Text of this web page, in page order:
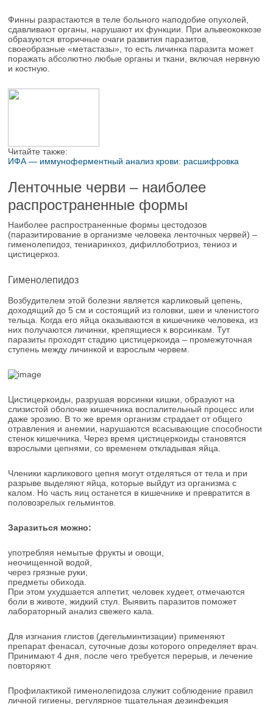
Финны разрастаются в теле больного наподобие опухолей,
сдавливают органы, нарушают их функции. При альвеококкозе
образуются вторичные очаги развития паразитов,
своеобразные «метастазы», то есть личинка паразита может
поражать абсолютно любые органы и ткани, включая нервную
и костную.
Читайте также:
ИФА — иммуноферментный анализ крови: расшифровка
Ленточные черви – наиболее
распространенные формы
Наиболее распространенные формы цестодозов
(паразитирование в организме человека ленточных червей) –
гименолепидоз, тениаринхоз, дифиллоботриоз, тениоз и
цистицеркоз.
Гименолепидоз
Возбудителем этой болезни является карликовый цепень,
доходящий до 5 см и состоящий из головки, шеи и членистого
тельца. Когда его яйца оказываются в кишечнике человека, из
них получаются личинки, крепящиеся к ворсинкам. Тут
паразиты проходят стадию цистицеркоида – промежуточная
ступень между личинкой и взрослым червем.
Цистицеркоиды, разрушая ворсинки кишки, образуют на
слизистой оболочке кишечника воспалительный процесс или
даже эрозию. В то же время организм страдает от общего
отравления и анемии, нарушаются всасывающие способности
стенок кишечника. Через время цистицеркоиды становятся
взрослыми цепнями, со временем откладывая яйца.
Членики карликового цепня могут отделяться от тела и при
разрыве выделяют яйца, которые выйдут из организма с
калом. Но часть яиц останется в кишечнике и превратится в
половозрелых гельминтов.
Заразиться можно:
употребляя немытые фрукты и овощи,
неочищенной водой,
через грязные руки,
предметы обихода.
При этом ухудшается аппетит, человек худеет, отмечаются
боли в животе, жидкий стул. Выявить паразитов поможет
лабораторный анализ свежего кала.
Для изгнания глистов (дегельминтизации) применяют
препарат фенасал, суточные дозы которого определяет врач.
Принимают 4 дня, после чего требуется перерыв, и лечение
повторяют.
Профилактикой гименолепидоза служит соблюдение правил
личной гигиены, регулярное тщательная дезинфекция